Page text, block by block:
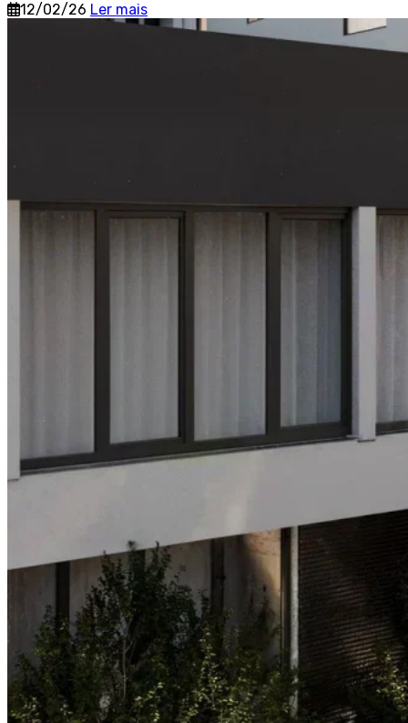
12/02/26 Ler mais